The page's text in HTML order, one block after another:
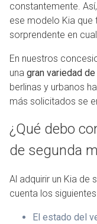
constantemente.
ese modelo Kia que
sorprendente en
En nuestros
una gran variedad
berlinas y urbanos
más solicitados se
¿Qué debo
de segunda
Al adquirir un Kia de
cuenta los
El estado del